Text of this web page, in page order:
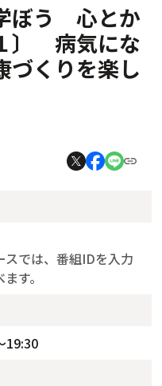
ぼう 心とか
〕 病気にな
くりを楽し
では、番組IDを入力
す。
19:30